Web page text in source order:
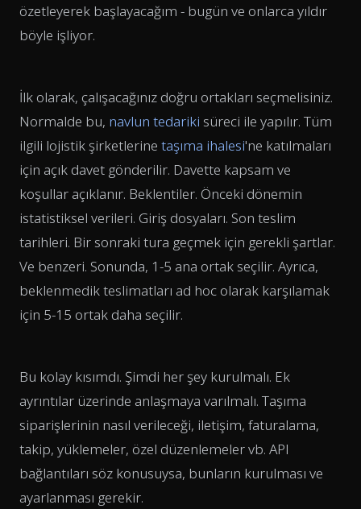
özetleyerek başlayacağım - bugün ve onlarca yıldır
böyle işliyor.
İlk olarak, çalışacağınız doğru ortakları seçmelisiniz.
Normalde bu, navlun tedariki süreci ile yapılır. Tüm
ilgili lojistik şirketlerine taşıma ihalesi'ne katılmaları
için açık davet gönderilir. Davette kapsam ve
koşullar açıklanır. Beklentiler. Önceki dönemin
istatistiksel verileri. Giriş dosyaları. Son teslim
tarihleri. Bir sonraki tura geçmek için gerekli şartlar.
Ve benzeri. Sonunda, 1-5 ana ortak seçilir. Ayrıca,
beklenmedik teslimatları ad hoc olarak karşılamak
için 5-15 ortak daha seçilir.
Bu kolay kısımdı. Şimdi her şey kurulmalı. Ek
ayrıntılar üzerinde anlaşmaya varılmalı. Taşıma
siparişlerinin nasıl verileceği, iletişim, faturalama,
takip, yüklemeler, özel düzenlemeler vb. API
bağlantıları söz konusuysa, bunların kurulması ve
ayarlanması gerekir.